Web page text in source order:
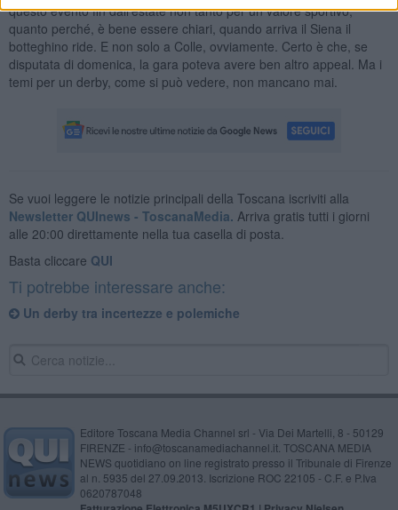
questo evento fin dall'estate non tanto per un valore sportivo,
quanto perché, è bene essere chiari, quando arriva il Siena il
botteghino ride. E non solo a Colle, ovviamente. Certo è che, se
disputata di domenica, la gara poteva avere ben altro appeal. Ma i
temi per un derby, come si può vedere, non mancano mai.
Se vuoi leggere le notizie principali della Toscana iscriviti alla
Newsletter QUInews - ToscanaMedia. Arriva gratis tutti i giorni
alle 20:00 direttamente nella tua casella di posta.
Basta cliccare QUI
Ti potrebbe interessare anche:
Un derby tra incertezze e polemiche
Editore Toscana Media Channel srl - Via Dei Martelli, 8 - 50129
FIRENZE - info@toscanamediachannel.it. TOSCANA MEDIA
NEWS quotidiano on line registrato presso il Tribunale di Firenze
al n. 5935 del 27.09.2013. Iscrizione ROC 22105 - C.F. e P.Iva
0620787048